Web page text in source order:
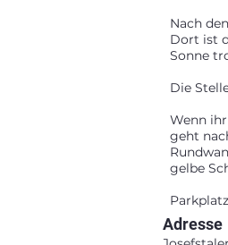
Adresse
Nach
Dort ist
Sonne
Die
Wenn
geht
gelbe